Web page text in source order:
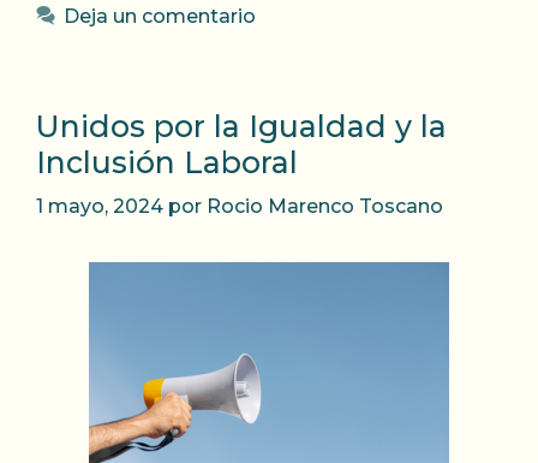
Deja un comentario
Unidos por la Igualdad y la
Inclusión Laboral
1 mayo, 2024 por Rocio Marenco Toscano